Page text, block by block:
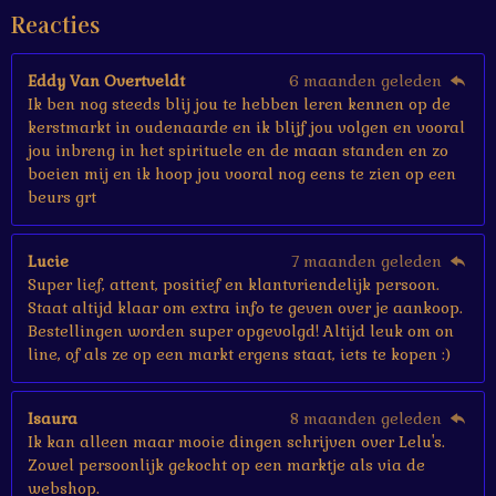
r
r
Reacties
Eddy Van Overtveldt
6 maanden geleden
Ik ben nog steeds blij jou te hebben leren kennen op de
kerstmarkt in oudenaarde en ik blijf jou volgen en vooral
jou inbreng in het spirituele en de maan standen en zo
boeien mij en ik hoop jou vooral nog eens te zien op een
beurs grt
Lucie
7 maanden geleden
Super lief, attent, positief en klantvriendelijk persoon.
Staat altijd klaar om extra info te geven over je aankoop.
Bestellingen worden super opgevolgd! Altijd leuk om on
line, of als ze op een markt ergens staat, iets te kopen :)
Isaura
8 maanden geleden
Ik kan alleen maar mooie dingen schrijven over Lelu's.
Zowel persoonlijk gekocht op een marktje als via de
webshop.